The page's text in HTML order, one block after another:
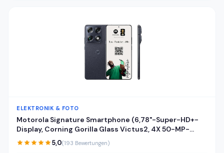
ELEKTRONIK & FOTO
Motorola Signature Smartphone (6,78"-Super-HD+-
Display, Corning Gorilla Glass Victus2, 4X 50-MP-
Kameras, 16/512GB, 5100mAh, 90W-TurboPower + 50W
kabelloses Aufladen) Pantone Carbon, inkl. Cover
5,0(193 Bewertungen)